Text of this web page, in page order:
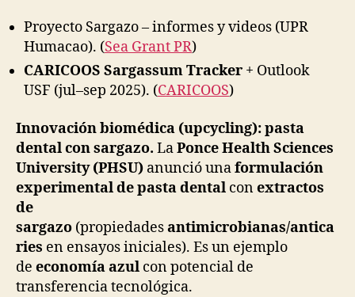
Proyecto Sargazo – informes y videos (UPR
Humacao). (Sea Grant PR)
CARICOOS Sargassum Tracker + Outlook
USF (jul–sep 2025). (CARICOOS)
Innovación biomédica (upcycling): pasta
dental con sargazo. LaPonce Health Sciences
University (PHSU) anunció unaformulación
experimental de pasta dental conextractos
de
sargazo (propiedadesantimicrobianas/antica
ries en ensayos iniciales). Es un ejemplo
de economía azul con potencial de
transferencia tecnológica.